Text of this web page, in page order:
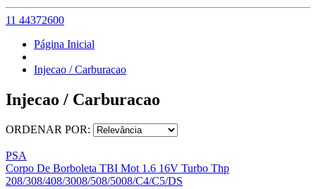
11 44372600
Página Inicial
Injecao / Carburacao
Injecao / Carburacao
ORDENAR POR:
PSA
Corpo De Borboleta TBI Mot 1.6 16V Turbo Thp
208/308/408/3008/508/5008/C4/C5/DS